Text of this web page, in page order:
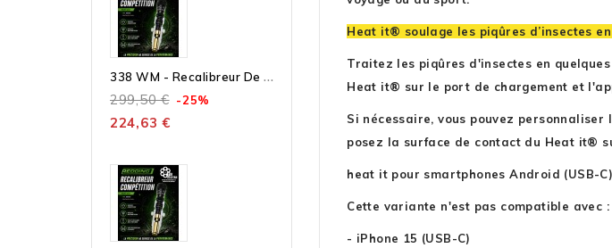
3
38 WM - Recalibreur De Collet Compétition – Outil Seul À Bushing Micrométrique
299,50 € -25%
224,63 €
Heat it® soulage les piqûres d’insectes
Traitez les piqûres d'insectes en
Heat it® sur le port de chargement et
Si nécessaire, vous pouvez
posez la surface de contact du Heat it®
heat it pour smartphones Android (USB-C)
Cette variante n'est pas compatible avec :
- iPhone 15 (USB-C)